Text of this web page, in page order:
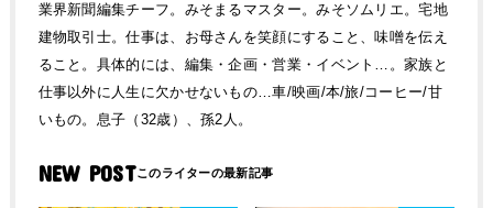
業界新聞編集チーフ。みそまるマスター。みそソムリエ。宅地
建物取引士。仕事は、お母さんを笑顔にすること、味噌を伝え
ること。具体的には、編集・企画・営業・イベント…。家族と
仕事以外に人生に欠かせないもの…車/映画/本/旅/コーヒー/甘
いもの。息子（32歳）、孫2人。
NEW POST